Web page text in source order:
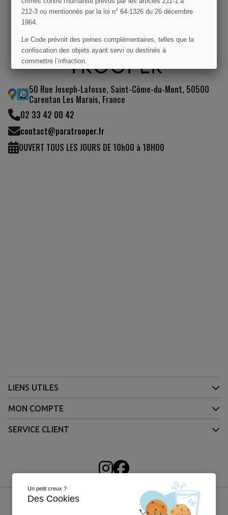
50 Rue Joseph-Lafosse, Saint-Côme-du-Mont, 50500
Carentan Les Marais, France
02 33 42 00 42
contact@paratrooper.fr
OUVERT TOUS LES JOURS DE 10h00 à 18H00
LIENS UTILES
MON COMPTE
SERVICE CLIENT
212-3 ou mentionnés par la loi n° 64-1326 du 26 décembre
1964.
Le Code prévoit des peines complémentaires, telles que la
confiscation des objets ayant servi ou destinés à
commettre l’infraction.
Un petit creux ?
Des Cookies